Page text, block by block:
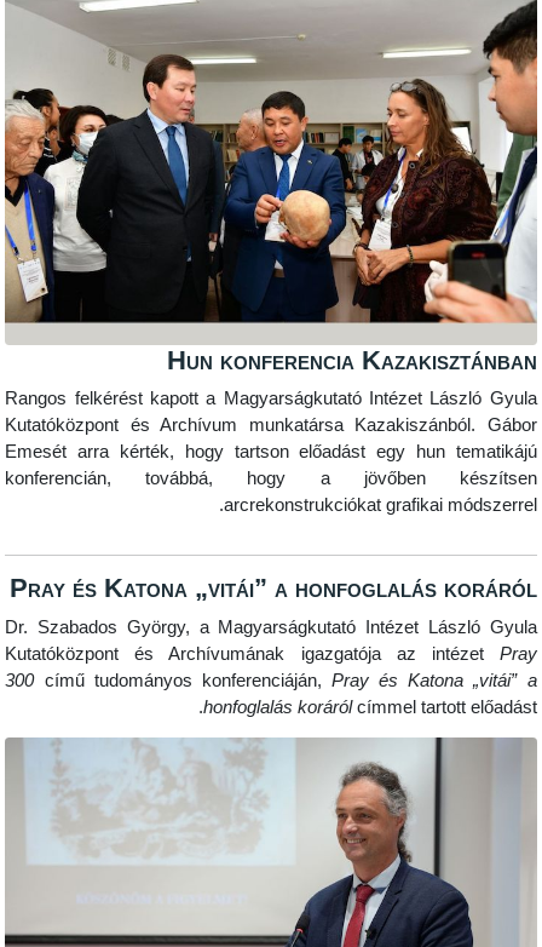
Hun konferencia
Rangos felkérést kapott a Magyarságkutató Intézet
Kutatóközpont és Archívum munkatársa
Emesét arra kérték, hogy tartson előadást egy
konferencián, továbbá, hogy a jövőben
arcrekonstrukciókat grafikai
Pray és Katona „vitái” a
Dr. Szabados György, a Magyarságkutató Intézet
Kutatóközpont és Archívumának igazgatója az
300című tudományos konferenciáján,Pray és
honfoglalás korárólcímmel